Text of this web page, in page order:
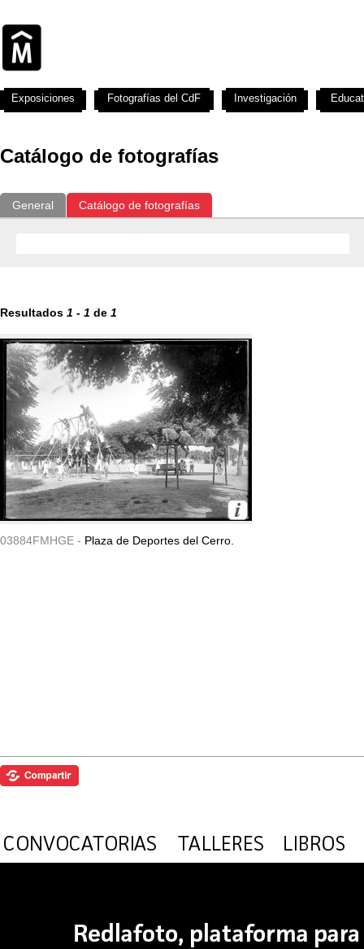
Catálogo de fotografías
General Catálogo de fotografías
Resultados 1 - 1 de 1
03884FMHGE - Plaza de Deportes del Cerro.
Exposiciones Fotografías del CdF Investigación